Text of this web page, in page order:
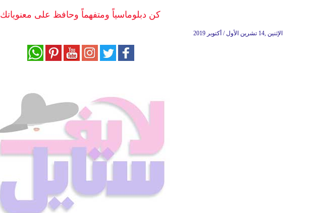
كن دبلوماسياً ومتفهماً وحافظ على معنوياتك
الإثنين ,14 تشرين الأول / أكتوبر 2019